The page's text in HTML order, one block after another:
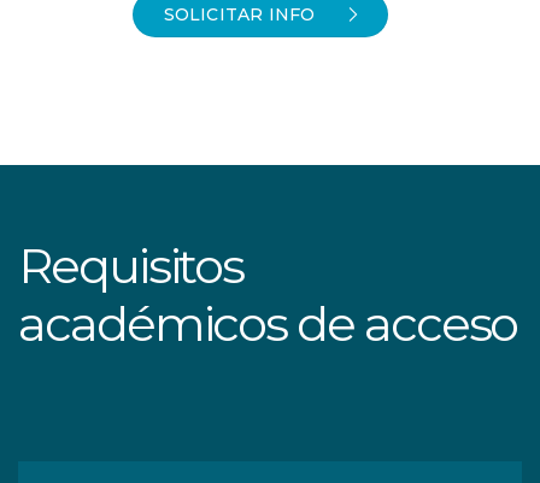
SOLICITAR INFO
Requisitos
académicos de acceso